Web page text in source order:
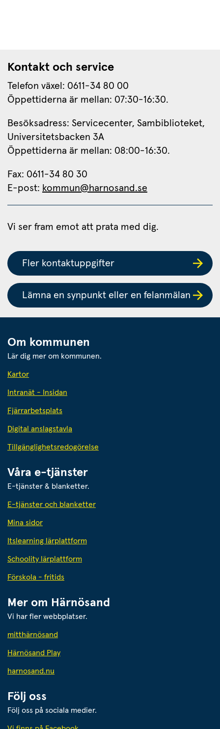
Kontakt och service
Telefon växel: 0611-34 80 00
Öppettiderna är mellan: 07:30-16:30.
Besöksadress: Servicecenter, Sambiblioteket,
Universitetsbacken 3A
Öppettiderna är mellan: 08:00-16:30.
Fax: 0611-34 80 30
E-post: kommun@harnosand.se
Vi ser fram emot att prata med dig.
Fler kontaktuppgifter
Lämna en synpunkt eller en felanmälan
Om kommunen
Lär dig mer om kommunen.
Kartor
Intranät - Insidan
Fjärrarbetsplats
Digital anslagstavla
Tillgänglighetsredogörelse
Våra e-tjänster
E-tjänster & blanketter.
E-tjänster och blanketter
Mina sidor
Itslearning lärplattform
Schoolity lärplattform
Förskola - fritids
Mer om Härnösand
Vi har fler webbplatser.
mitthärnösand
Härnösand Play
harnosand.nu
Följ oss
Följ oss på sociala medier.